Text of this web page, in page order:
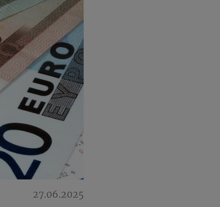
27.06.2025